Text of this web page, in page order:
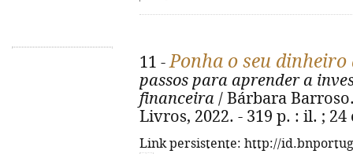
11 -Ponha o seu
passos para aprender a
financeira / Bárbara
Livros, 2022. - 319 p. : il. ; 24
Link persistente: http://